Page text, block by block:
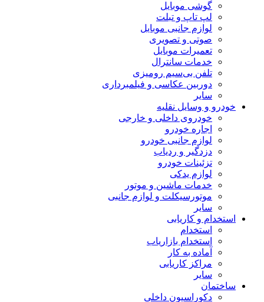
گوشی موبایل
لپ تاپ و تبلت
لوازم جانبی موبایل
صوتی و تصویری
تعمیرات موبایل
خدمات سانترال
تلفن بی‌سیم رومیزی
دوربین عکاسی و فیلمبرداری
سایر
خودرو و وسایل نقلیه
خودروی داخلی و خارجی
اجاره خودرو
لوازم جانبی خودرو
دزدگیر و ردیاب
تزئینات خودرو
لوازم یدکی
خدمات ماشین و موتور
موتورسیکلت و لوازم جانبی
سایر
استخدام و کاریابی
استخدام
استخدام بازاریاب
آماده به کار
مراکز کاریابی
سایر
ساختمان
دکوراسیون داخلی